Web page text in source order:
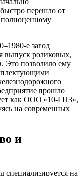
перешло от
полноценному
е завод
выпуск роликовых,
Это позволило ему
прошло
как ООО «10-ГПЗ»,
на современных
и
на